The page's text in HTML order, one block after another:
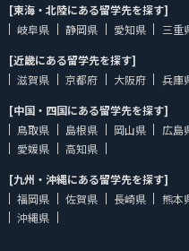
[東海・北陸にある留学先を探す]
岐阜県
静岡県 愛知県 三重
[近畿にある留学先を探す]
滋賀県
京都府 大阪府 兵庫
[中国・四国にある留学先を探す]
鳥取県
島根県 岡山県 広島
愛媛県
高知県
[九州・沖縄にある留学先を探す]
福岡県
佐賀県 長崎県 熊本
沖縄県